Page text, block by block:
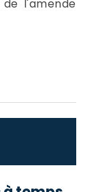
l'amende